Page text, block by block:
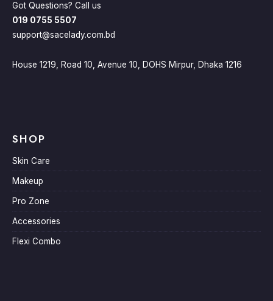
Got Questions? Call us
019 0755 5507
support@sacelady.com.bd
House 1219, Road 10, Avenue 10, DOHS Mirpur, Dhaka 1216
SHOP
Skin Care
Makeup
Pro Zone
Accessories
Flexi Combo